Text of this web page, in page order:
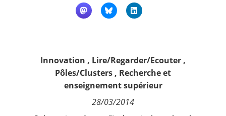
Qui sommes nous ?
Nous suivre
Innovation , Lire/Regarder/Ecouter ,
Pôles/Clusters , Recherche et
enseignement supérieur
28/03/2014